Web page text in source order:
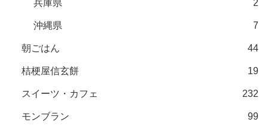
兵庫県 2
沖縄県 7
朝ごはん 44
桔梗屋信玄餅 19
スイーツ・カフェ 232
モンブラン 99